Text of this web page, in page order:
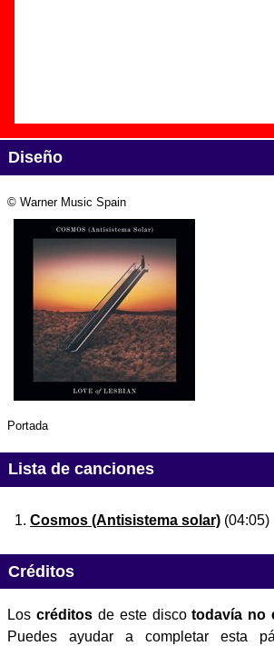
Diseño
© Warner Music Spain
Portada
Lista de canciones
Cosmos (Antisistema solar) (04:05)
Créditos
Los créditosde este discotodavía no
Puedes ayudar a completar esta